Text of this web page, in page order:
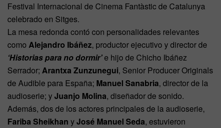
Festival Internacional de Cinema Fantàstic de Catalunya
celebrado en Sitges.
La mesa redonda contó con personalidades relevantes
como Alejandro Ibáñez, productor ejecutivo y director de
‘Historias para no dormir’e hijo de Chicho Ibáñez
Serrador; Arantxa Zunzunegui, Senior Producer Originals
de Audible para España; Manuel Sanabria, director de la
audioserie; yJuanjo Molina, diseñador de sonido.
Además, dos de los actores principales de la audioserie,
Fariba Sheikhan yJosé Manuel Seda, estuvieron